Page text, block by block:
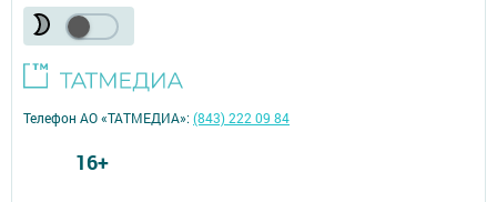
Телефон АО «ТАТМЕДИА»:(843) 222 09 84
16+